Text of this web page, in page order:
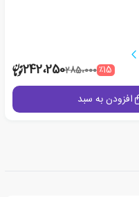
٪15285،000242،250
افزودن به سبد